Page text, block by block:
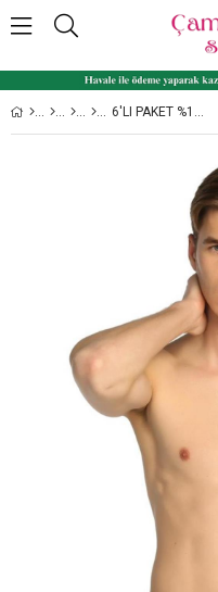
6'LI PAKET %100 PAMUK RIBANA ERKEK PAÇALI KÜLOT